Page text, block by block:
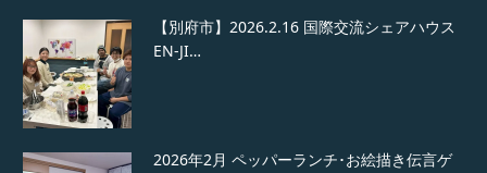
【別府市】2026.2.16 国際交流シェアハウス
EN-JI…
2026年2月 ペッパーランチ･お絵描き伝言ゲ